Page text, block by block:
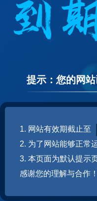
提示：您的网
1. 网站有效期截止至
2. 为了网站能够正常
3. 本页面为默认提示
感谢您的理解与合作！